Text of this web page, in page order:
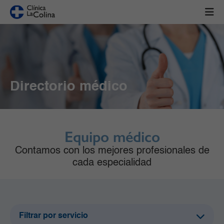
Directorio médico
Equipo médico
Contamos con los mejores profesionales de
cada especialidad
Filtrar por servicio